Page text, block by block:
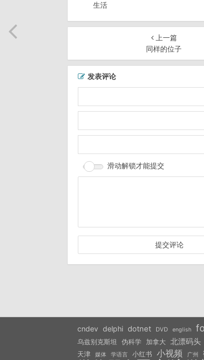
生活
上一篇
同样的位子
发表评论
滑动解锁才能提交
cndev delphi dotnet DVD english
乌兹别克斯坦 伪科学 加拿大 北漂码头
天津 媒体 学语言 小红书 小视频 广州